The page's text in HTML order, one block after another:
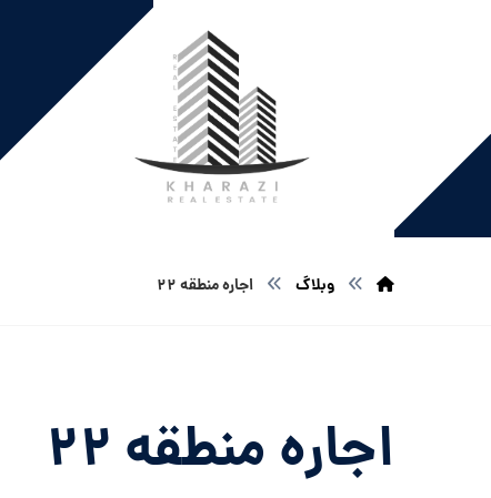
وبلاگ اجاره منطقه ۲۲
اجاره منطقه ۲۲